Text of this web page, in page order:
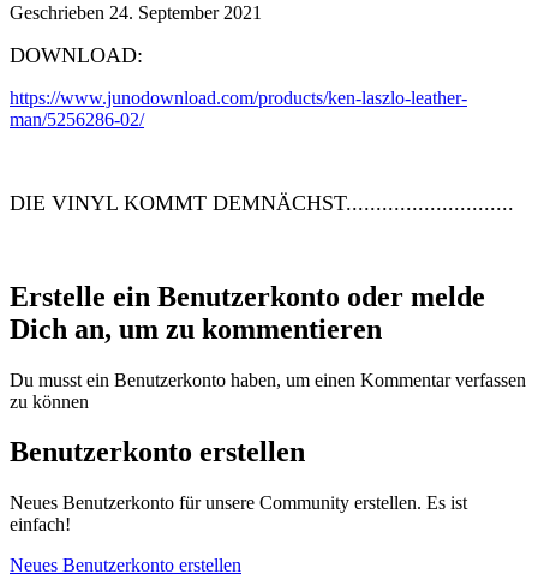
Geschrieben 24. September 2021
DOWNLOAD:
https://www.junodownload.com/products/ken-laszlo-leather-
man/5256286-02/
DIE VINYL KOMMT DEMNÄCHST............................
Erstelle ein Benutzerkonto oder melde
Dich an, um zu kommentieren
Du musst ein Benutzerkonto haben, um einen Kommentar verfassen
zu können
Benutzerkonto erstellen
Neues Benutzerkonto für unsere Community erstellen. Es ist
einfach!
Neues Benutzerkonto erstellen